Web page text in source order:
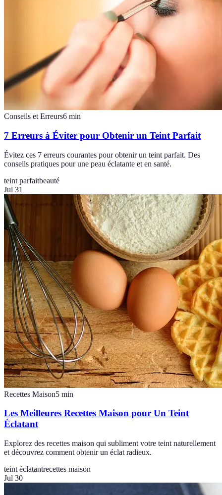
Conseils et Erreurs6 min
7 Erreurs à Éviter pour Obtenir un Teint Parfait
Évitez ces 7 erreurs courantes pour obtenir un teint parfait. Des
conseils pratiques pour une peau éclatante et en santé.
teint parfaitbeauté
Jul 31
Recettes Maison5 min
Les Meilleures Recettes Maison pour Un Teint
Éclatant
Explorez des recettes maison qui subliment votre teint naturellement
et découvrez comment obtenir un éclat radieux.
teint éclatantrecettes maison
Jul 30